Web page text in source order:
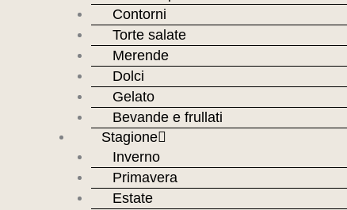
Contorni
Torte salate
Merende
Dolci
Gelato
Bevande e frullati
Stagione
Inverno
Primavera
Estate